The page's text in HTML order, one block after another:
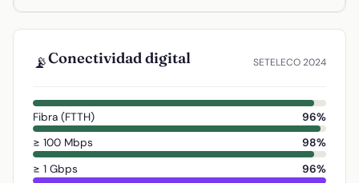
📡Conectividad digital SETELECO 2024
Fibra (FTTH)
96%
≥ 100 Mbps
98%
≥ 1 Gbps
96%